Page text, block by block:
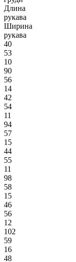
Длина
рукава
Ширина
рукава
40
53
10
90
56
14
42
54
11
94
57
15
44
55
11
98
58
15
46
56
12
102
59
16
48